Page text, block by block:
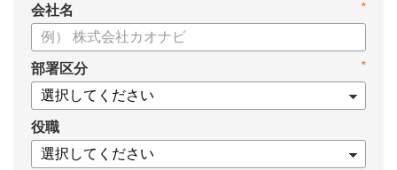
・リスキリングに取り組むメリット
・リスキリングの問題とその解決方法
*
会社名
*
部署区分
役職